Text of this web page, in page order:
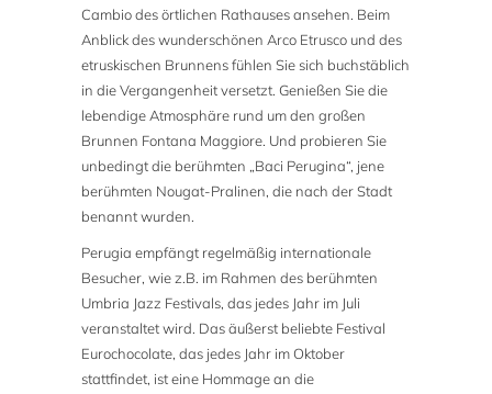
Cambio des örtlichen Rathauses ansehen. Beim
Anblick des wunderschönen Arco Etrusco und des
etruskischen Brunnens fühlen Sie sich buchstäblich
in die Vergangenheit versetzt. Genießen Sie die
lebendige Atmosphäre rund um den großen
Brunnen Fontana Maggiore. Und probieren Sie
unbedingt die berühmten „Baci Perugina“, jene
berühmten Nougat-Pralinen, die nach der Stadt
benannt wurden.
Perugia empfängt regelmäßig internationale
Besucher, wie z.B. im Rahmen des berühmten
Umbria Jazz Festivals, das jedes Jahr im Juli
veranstaltet wird. Das äußerst beliebte Festival
Eurochocolate, das jedes Jahr im Oktober
stattfindet, ist eine Hommage an die